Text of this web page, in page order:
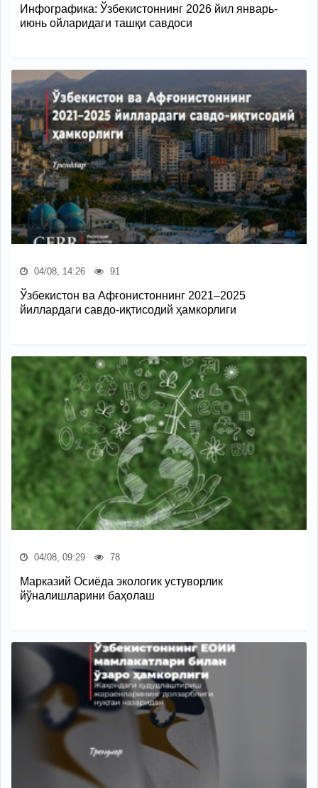
Инфографика: Ўзбекистоннинг 2026 йил январь-
июнь ойларидаги ташқи савдоси
04/08, 14:26 91
Ўзбекистон ва Афғонистоннинг 2021–2025
йиллардаги савдо-иқтисодий ҳамкорлиги
04/08, 09:29 78
Марказий Осиёда экологик устуворлик
йўналишларини баҳолаш